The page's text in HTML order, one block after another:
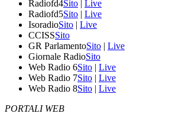
Radiofd4Sito | Live
Radiofd5Sito | Live
IsoradioSito | Live
CCISSSito
GR ParlamentoSito | Live
Giornale RadioSito
Web Radio 6Sito | Live
Web Radio 7Sito | Live
Web Radio 8Sito | Live
PORTALI WEB